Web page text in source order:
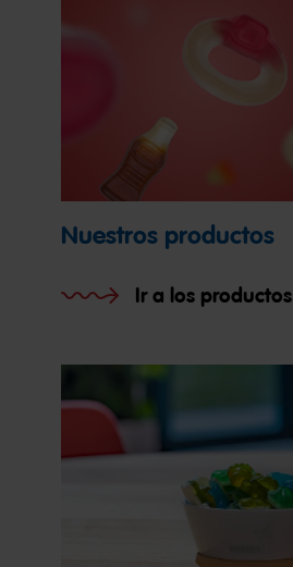
Nuestros productos
Ir a los productos